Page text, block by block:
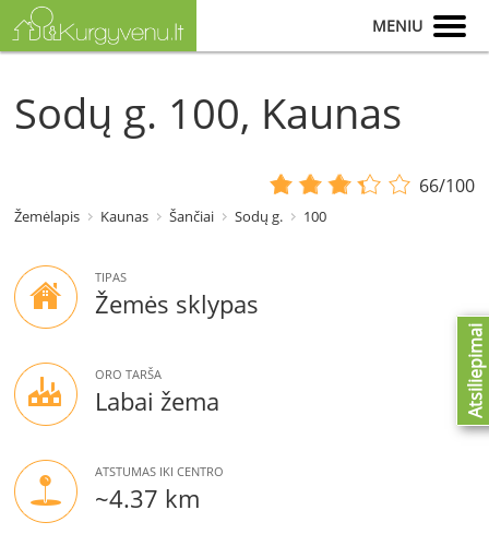
MENIU
Sodų g. 100, Kaunas
66/100
Žemėlapis Kaunas Šančiai Sodų g. 100
TIPAS
Žemės sklypas
ORO TARŠA
Labai žema
ATSTUMAS IKI CENTRO
~4.37 km
Atsiliepimai